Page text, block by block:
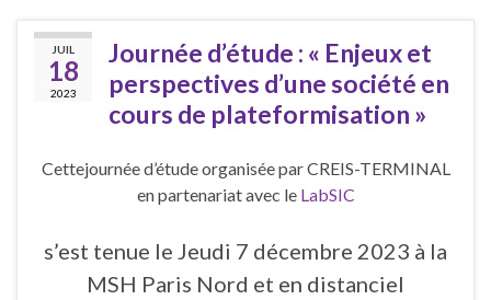
JUIL
18
2023
Journée d’étude : « Enjeux et
perspectives d’une société en
cours de plateformisation »
Cettejournée d’étude organisée par CREIS-TERMINAL
en partenariat avec le LabSIC
s’est tenue le Jeudi 7 décembre 2023 à la
MSH Paris Nord et en distanciel